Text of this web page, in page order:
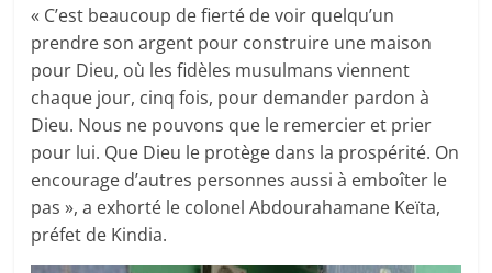
« C’est beaucoup de fierté de voir quelqu’un
prendre son argent pour construire une maison
pour Dieu, où les fidèles musulmans viennent
chaque jour, cinq fois, pour demander pardon à
Dieu. Nous ne pouvons que le remercier et prier
pour lui. Que Dieu le protège dans la prospérité. On
encourage d’autres personnes aussi à emboîter le
pas », a exhorté le colonel Abdourahamane Keïta,
préfet de Kindia.